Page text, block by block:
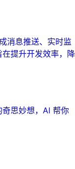
消息推送、实时监
提升开发效率，降
思妙想，AI 帮你